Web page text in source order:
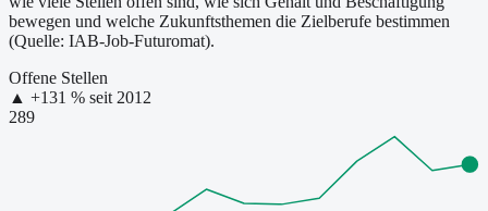
bewegen und welche Zukunftsthemen die Zielberufe bestimmen
(Quelle: IAB-Job-Futuromat).
Offene Stellen
▲ +131 % seit 2012
289